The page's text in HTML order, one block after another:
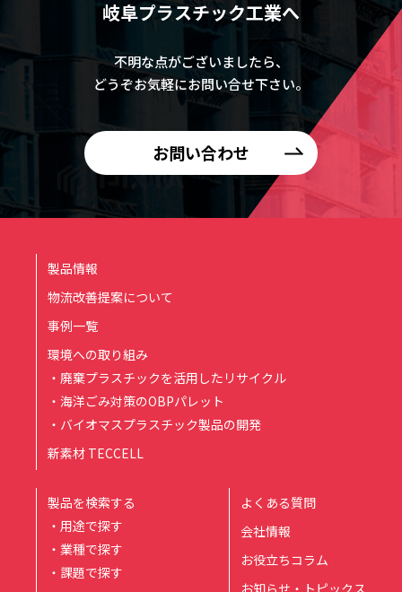
岐阜プラスチック工業へ
不明な点がございましたら、
どうぞお気軽にお問い合せ下さい。
お問い合わせ
製品情報
物流改善提案について
事例一覧
環境への取り組み
・廃棄プラスチックを活用したリサイクル
・海洋ごみ対策のOBPパレット
・バイオマスプラスチック製品の開発
新素材 TECCELL
製品を検索する
・用途で探す
・業種で探す
・課題で探す
よくある質問
会社情報
お役立ちコラム